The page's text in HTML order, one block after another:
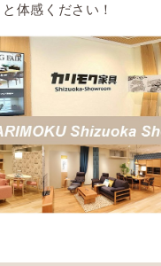
体感ください！